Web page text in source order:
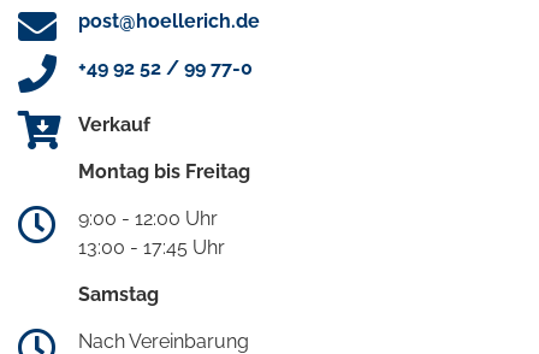
post@hoellerich.de
+49 92 52 / 99 77-0
Verkauf
Montag bis Freitag
9:00 - 12:00 Uhr
13:00 - 17:45 Uhr
Samstag
Nach Vereinbarung